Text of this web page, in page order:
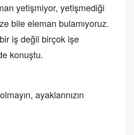
yetişmiyor, yetişmediği
bile eleman bulamıyoruz.
iş değil birçok işe
konuştu.
ayaklarınızın